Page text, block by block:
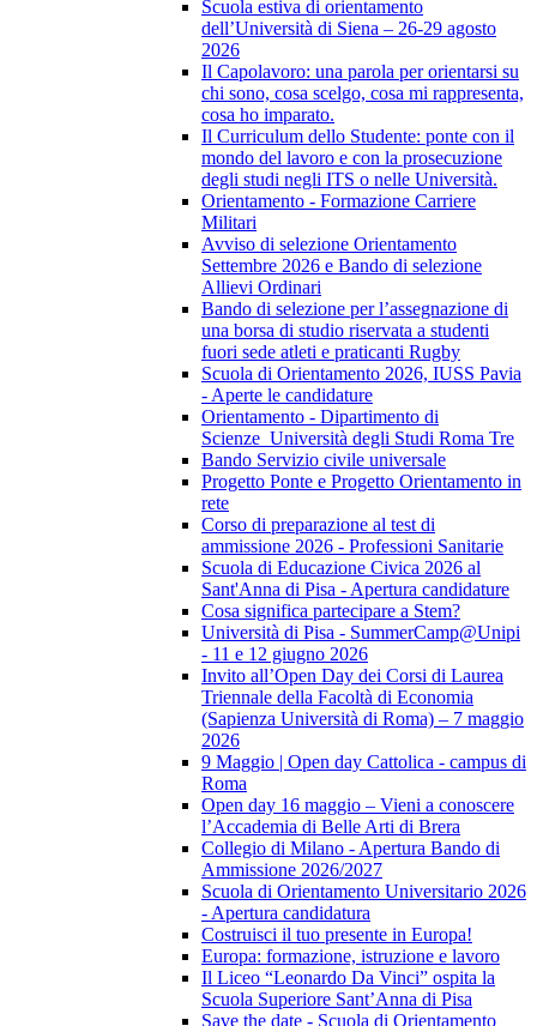
Scuola estiva di orientamento
dell’Università di Siena – 26-29 agosto
2026
Il Capolavoro: una parola per orientarsi su
chi sono, cosa scelgo, cosa mi rappresenta,
cosa ho imparato.
Il Curriculum dello Studente: ponte con il
mondo del lavoro e con la prosecuzione
degli studi negli ITS o nelle Università.
Orientamento - Formazione Carriere
Militari
Avviso di selezione Orientamento
Settembre 2026 e Bando di selezione
Allievi Ordinari
Bando di selezione per l’assegnazione di
una borsa di studio riservata a studenti
fuori sede atleti e praticanti Rugby
Scuola di Orientamento 2026, IUSS Pavia
- Aperte le candidature
Orientamento - Dipartimento di
Scienze_Università degli Studi Roma Tre
Bando Servizio civile universale
Progetto Ponte e Progetto Orientamento in
rete
Corso di preparazione al test di
ammissione 2026 - Professioni Sanitarie
Scuola di Educazione Civica 2026 al
Sant'Anna di Pisa - Apertura candidature
Cosa significa partecipare a Stem?
Università di Pisa - SummerCamp@Unipi
- 11 e 12 giugno 2026
Invito all’Open Day dei Corsi di Laurea
Triennale della Facoltà di Economia
(Sapienza Università di Roma) – 7 maggio
2026
9 Maggio | Open day Cattolica - campus di
Roma
Open day 16 maggio – Vieni a conoscere
l’Accademia di Belle Arti di Brera
Collegio di Milano - Apertura Bando di
Ammissione 2026/2027
Scuola di Orientamento Universitario 2026
- Apertura candidatura
Costruisci il tuo presente in Europa!
Europa: formazione, istruzione e lavoro
Il Liceo “Leonardo Da Vinci” ospita la
Scuola Superiore Sant’Anna di Pisa
Save the date - Scuola di Orientamento